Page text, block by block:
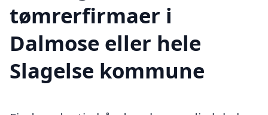
tømrerfirmaer i
Dalmose eller hele
Slagelse kommune